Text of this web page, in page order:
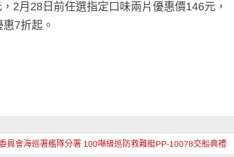
2月28日前任選指定口味兩片優惠價146元，
7折起。
員會海巡署艦隊分署 100噸級巡防救難艇PP-10078交船典禮